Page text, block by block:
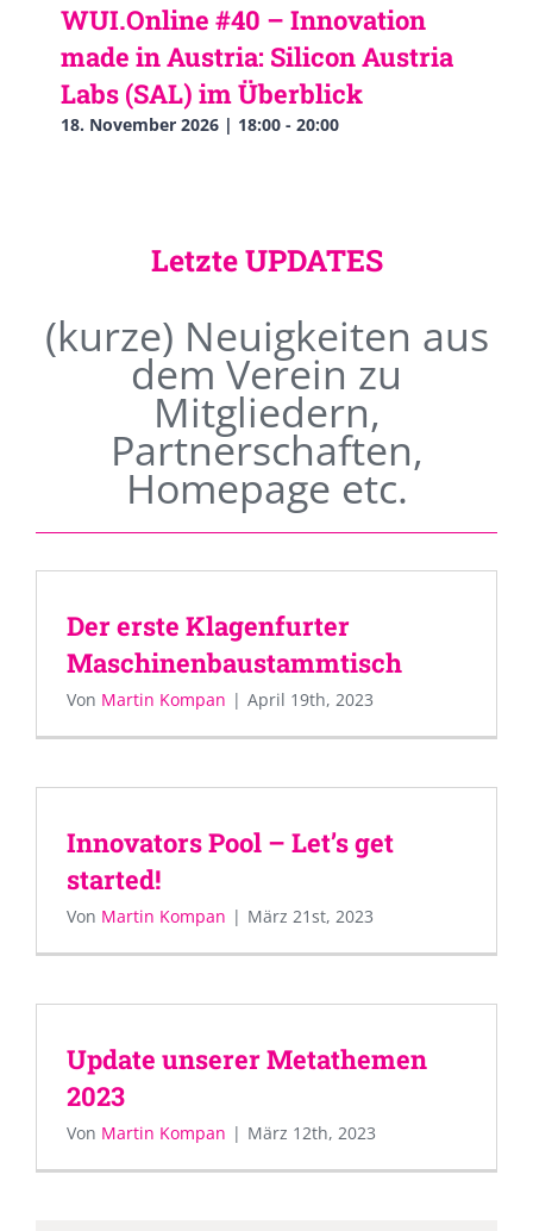
WUI.Online #40 – Innovation
made in Austria: Silicon Austria
Labs (SAL) im Überblick
18. November 2026 | 18:00 - 20:00
Letzte UPDATES
(kurze) Neuigkeiten aus
dem Verein zu
Mitgliedern,
Partnerschaften,
Homepage etc.
Der erste Klagenfurter
Maschinenbaustammtisch
Von Martin Kompan | April 19th, 2023
Innovators Pool – Let’s get
started!
Von Martin Kompan | März 21st, 2023
Update unserer Metathemen
2023
Von Martin Kompan | März 12th, 2023